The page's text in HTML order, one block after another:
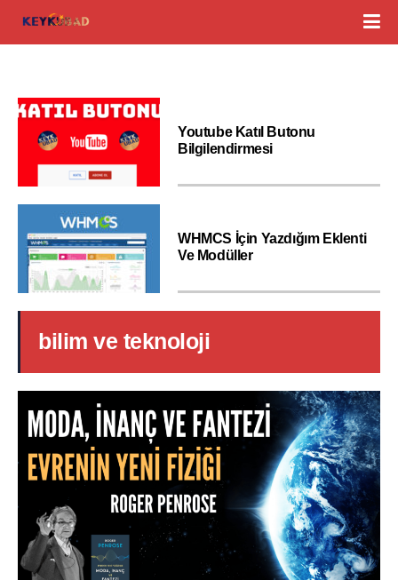
Youtube Katıl Butonu
Bilgilendirmesi
WHMCS İçin Yazdığım Eklenti
Ve Modüller
bilim ve teknoloji